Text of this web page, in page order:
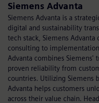
Siemens Advanta
Siemens Advanta is a
digital and sustainability
tech stack, Siemens
consulting to
Advanta combines
proven reliability from
countries. Utilizing Siemens
Advanta helps customers
across their value chain.